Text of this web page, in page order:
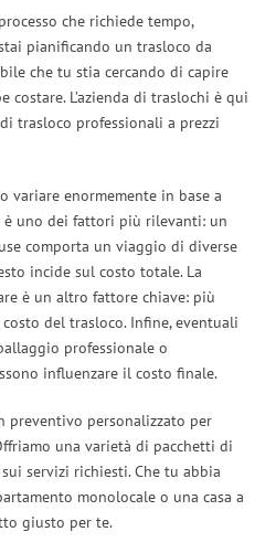
che richiede tempo,
pianificando un trasloco da
che tu stia cercando di capire
costare. L’azienda di traslochi è qui
trasloco professionali a prezzi
variare enormemente in base a
è uno dei fattori più rilevanti: un
comporta un viaggio di diverse
incide sul costo totale. La
è un altro fattore chiave: più
del trasloco. Infine, eventuali
professionale o
influenzare il costo finale.
preventivo personalizzato per
una varietà di pacchetti di
servizi richiesti. Che tu abbia
monolocale o una casa a
giusto per te.